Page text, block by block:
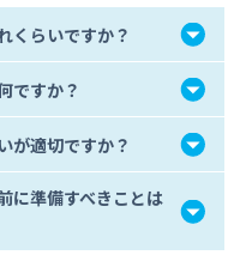
くらいですか？
ですか？
が適切ですか？
に準備すべきことは